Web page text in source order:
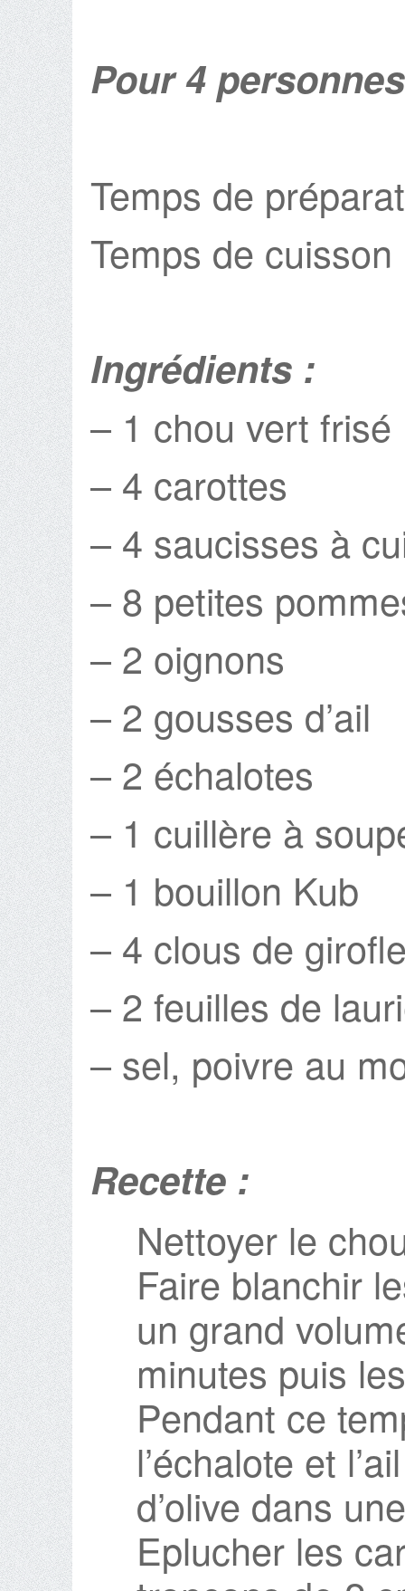
Pour 4 personnes
Temps de
Temps de
Ingrédients :
– 1 chou vert frisé
– 4 carottes
– 4 saucisses à
– 8 petites
– 2 oignons
– 2 gousses d’ail
– 2 échalotes
– 1 cuillère à
– 1 bouillon Kub
– 4 clous de
– 2 feuilles de
– sel, poivre au
Recette :
Nettoyer le
Faire blanchir
un grand
minutes puis
Pendant ce
l’échalote et
d’olive dans
Eplucher les